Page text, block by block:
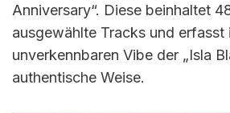
Anniversary“. Diese beinhaltet
ausgewählte Tracks und erfasst
unverkennbaren Vibe der „Isla
authentische Weise.